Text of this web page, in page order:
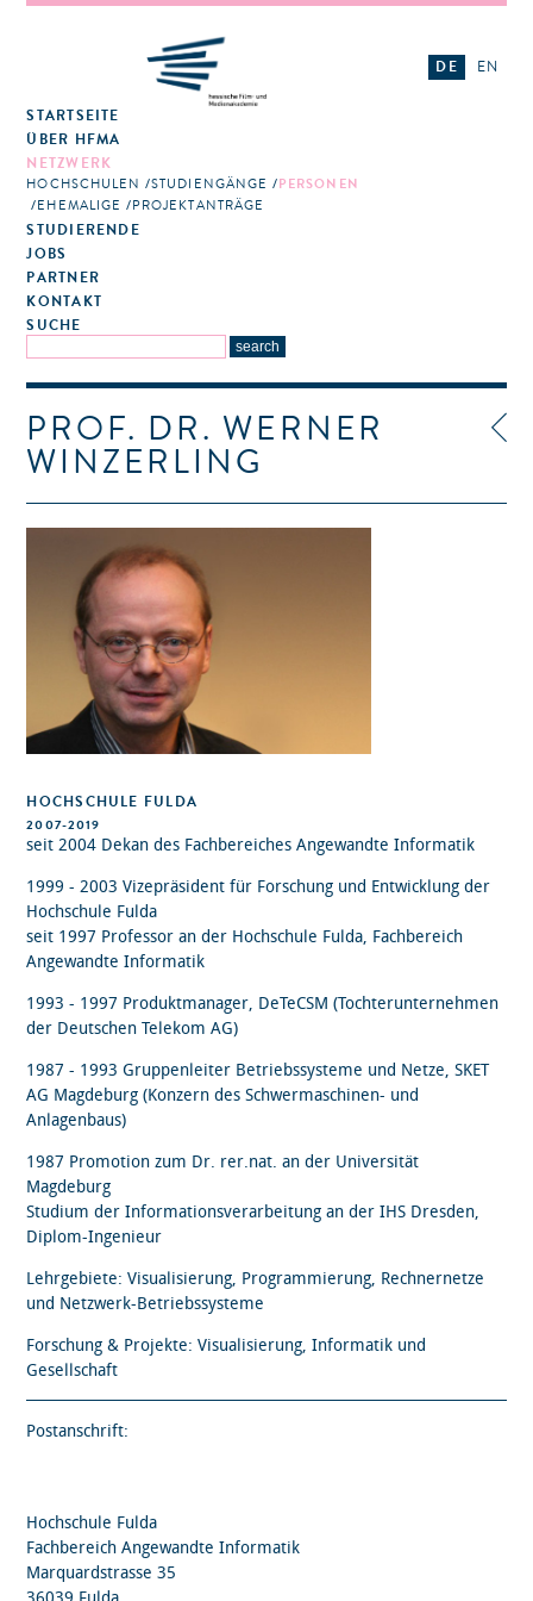
STARTSEITE
ÜBER HFMA
NETZWERK
HOCHSCHULEN STUDIENGÄNGE
PERSONEN
EHEMALIGE
PROJEKTANTRÄGE
STUDIERENDE
JOBS
PARTNER
KONTAKT
SUCHE
DE EN
PROF. DR. WERNER
WINZERLING
HOCHSCHULE FULDA
2007-2019
seit 2004 Dekan des Fachbereiches Angewandte Informatik
1999 - 2003 Vizepräsident für Forschung und Entwicklung der
Hochschule Fulda
seit 1997 Professor an der Hochschule Fulda, Fachbereich
Angewandte Informatik
1993 - 1997 Produktmanager, DeTeCSM (Tochterunternehmen
der Deutschen Telekom AG)
1987 - 1993 Gruppenleiter Betriebssysteme und Netze, SKET
AG Magdeburg (Konzern des Schwermaschinen- und
Anlagenbaus)
1987 Promotion zum Dr. rer.nat. an der Universität
Magdeburg
Studium der Informationsverarbeitung an der IHS Dresden,
Diplom-Ingenieur
Lehrgebiete: Visualisierung, Programmierung, Rechnernetze
und Netzwerk-Betriebssysteme
Forschung & Projekte: Visualisierung, Informatik und
Gesellschaft
Postanschrift:
Hochschule Fulda
Fachbereich Angewandte Informatik
Marquardstrasse 35